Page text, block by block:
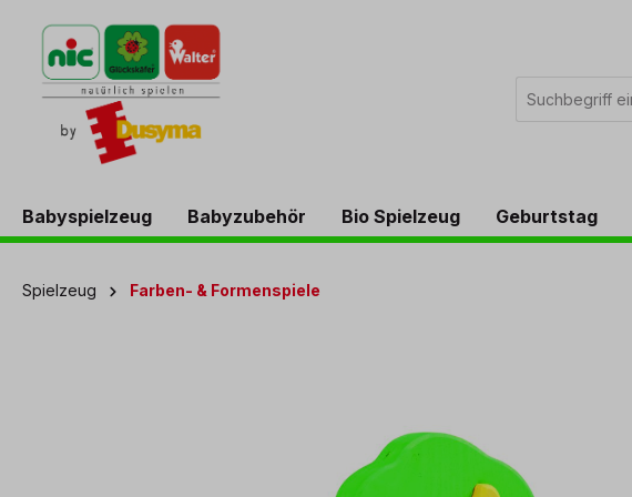
Zur Hauptnavigation springen
Babyspielzeug Babyzubehör Bio Spielzeug Geburtstag
Spielzeug Farben- & Formenspiele